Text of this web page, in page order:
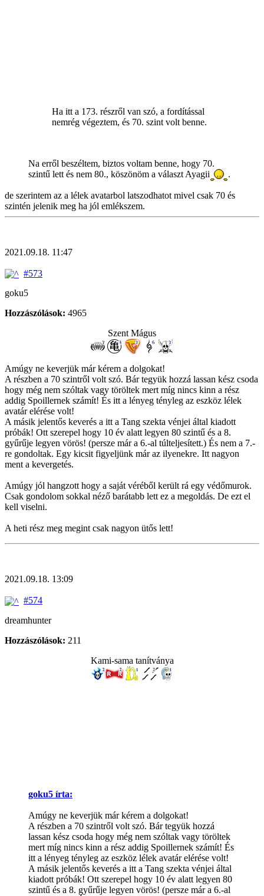
Ha itt a 173. részről van szó, a fordítással
nemrég végeztem, és 70. szint volt benne.
Na erről beszéltem, biztos voltam benne, hogy 70.
szintű lett és nem 80., köszönöm a választ Ayagii
.
de szerintem az a lélek avatarbol latszodhatot mivel csak 70 és
szintén jelenik meg ha jól emlékszem.
2021.09.18. 11:47
#573
goku5
Hozzászólások: 4965
Szent Mágus
Amúgy ne keverjük már kérem a dolgokat!
A részben a 70 szintről volt szó. Bár tegyük hozzá lassan kész csoda
hogy még nem szóltak vagy töröltek mert míg nincs kinn a rész
addig Spoillernek számít! És itt a lényeg tényleg az eszköz lélek
avatár elérése volt!
A másik jelentős keverés a itt a Tang szekta vénjei által kiadott
próbák! Ott szerepel hogy 10 év alatt legyen 80 szintű és a 8.
gyűrűje legyen vörös! (persze már a 6.-al túlteljesített.) És nem a 7.-
re gondoltak. Egy kicsit figyeljünk már az ilyenekre. Itt nagyon
ment a kevergetés.
Amúgy jól hangzott hogy a saját véréből került rá egy védőmurok.
Csak gondolom sokkal néző barátabb lett ez a megoldás. De ezt el
kell viselni.
A heti rész meg megint csak nagyon ütős lett!
2021.09.18. 13:09
#574
dreamhunter
Hozzászólások: 211
Kami-sama tanítványa
goku5 írta:
Amúgy ne keverjük már kérem a dolgokat!
A részben a 70 szintről volt szó. Bár tegyük hozzá
lassan kész csoda hogy még nem szóltak vagy töröltek
mert míg nincs kinn a rész addig Spoillernek számít! És
itt a lényeg tényleg az eszköz lélek avatár elérése volt!
A másik jelentős keverés a itt a Tang szekta vénjei által
kiadott próbák! Ott szerepel hogy 10 év alatt legyen 80
szintű és a 8. gyűrűje legyen vörös! (persze már a 6.-al